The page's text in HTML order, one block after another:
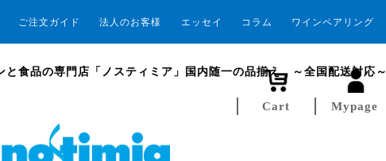
ワインペアリング
コラム
エッセイ
法人のお客様
ご注文ガイド
と食品の専門店「ノスティミア」国内随一の品揃え ～全国配送対応～
Mypage
Cart